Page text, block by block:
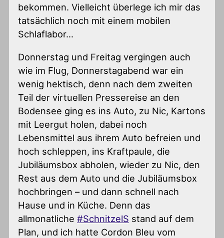
bekommen. Vielleicht überlege ich mir das
tatsächlich noch mit einem mobilen
Schlaflabor…
Donnerstag und Freitag vergingen auch
wie im Flug, Donnerstagabend war ein
wenig hektisch, denn nach dem zweiten
Teil der virtuellen Pressereise an den
Bodensee ging es ins Auto, zu Nic, Kartons
mit Leergut holen, dabei noch
Lebensmittel aus ihrem Auto befreien und
hoch schleppen, ins Kraftpaule, die
Jubiläumsbox abholen, wieder zu Nic, den
Rest aus dem Auto und die Jubiläumsbox
hochbringen – und dann schnell nach
Hause und in Küche. Denn das
allmonatliche#SchnitzelS stand auf dem
Plan, und ich hatte Cordon Bleu vom